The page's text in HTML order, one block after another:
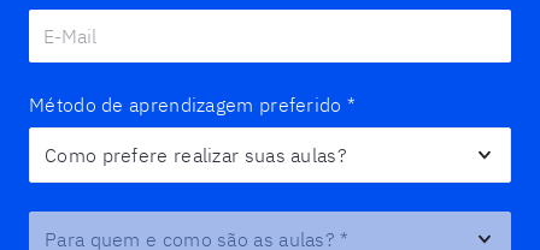
Método de aprendizagem preferido *